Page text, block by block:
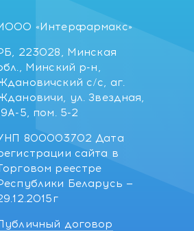
«Интерфармакс»
223028, Минская
Минский р-н,
с/с, аг.
ул. Звездная,
5, пом. 5-2
800003702 Дата
сайта в
реестре
Беларусь —
договор